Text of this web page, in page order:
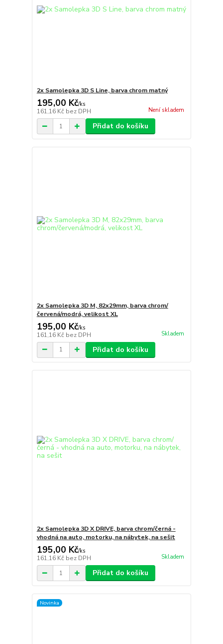
2x Samolepka 3D S Line, barva chrom matný
195,00 Kč/ks
161,16 Kč bez DPH Není skladem
Přidat do košíku
2x Samolepka 3D M, 82x29mm, barva chrom/
červená/modrá, velikost XL
195,00 Kč/ks
161,16 Kč bez DPH Skladem
Přidat do košíku
2x Samolepka 3D X DRIVE, barva chrom/černá -
vhodná na auto, motorku, na nábytek, na sešit
195,00 Kč/ks
161,16 Kč bez DPH Skladem
Přidat do košíku
Novinka